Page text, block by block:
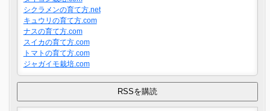
シクラメンの育て方.net
キュウリの育て方.com
ナスの育て方.com
スイカの育て方.com
トマトの育て方.com
ジャガイモ栽培.com